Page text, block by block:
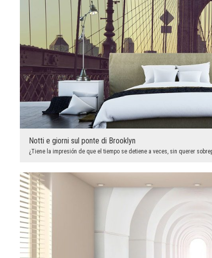
Notti e giorni sul ponte di Brooklyn
¿Tiene la impresión de que el tiempo se detiene a veces, sin querer